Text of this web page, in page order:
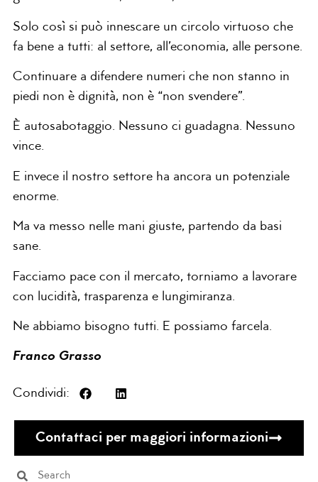
Solo così si può innescare un circolo virtuoso che
fa bene a tutti: al settore, all’economia, alle persone.
Continuare a difendere numeri che non stanno in
piedi non è dignità, non è “non svendere”.
È autosabotaggio. Nessuno ci guadagna. Nessuno
vince.
E invece il nostro settore ha ancora un potenziale
enorme.
Ma va messo nelle mani giuste, partendo da basi
sane.
Facciamo pace con il mercato, torniamo a lavorare
con lucidità, trasparenza e lungimiranza.
Ne abbiamo bisogno tutti. E possiamo farcela.
Franco Grasso
Condividi:
Contattaci per maggiori informazioni